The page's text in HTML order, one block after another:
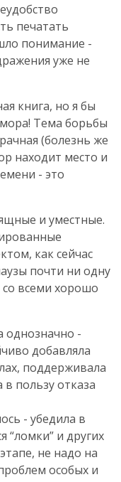
печатать
понимание -
уже не
книга, но я бы
Тема борьбы
(болезнь же
находит место и
- это
и уместные.
как сейчас
почти ни одну
со всеми хорошо
однозначно -
добавляла
поддерживала
пользу отказа
- убедила в
“ломки” и других
не надо на
особых и